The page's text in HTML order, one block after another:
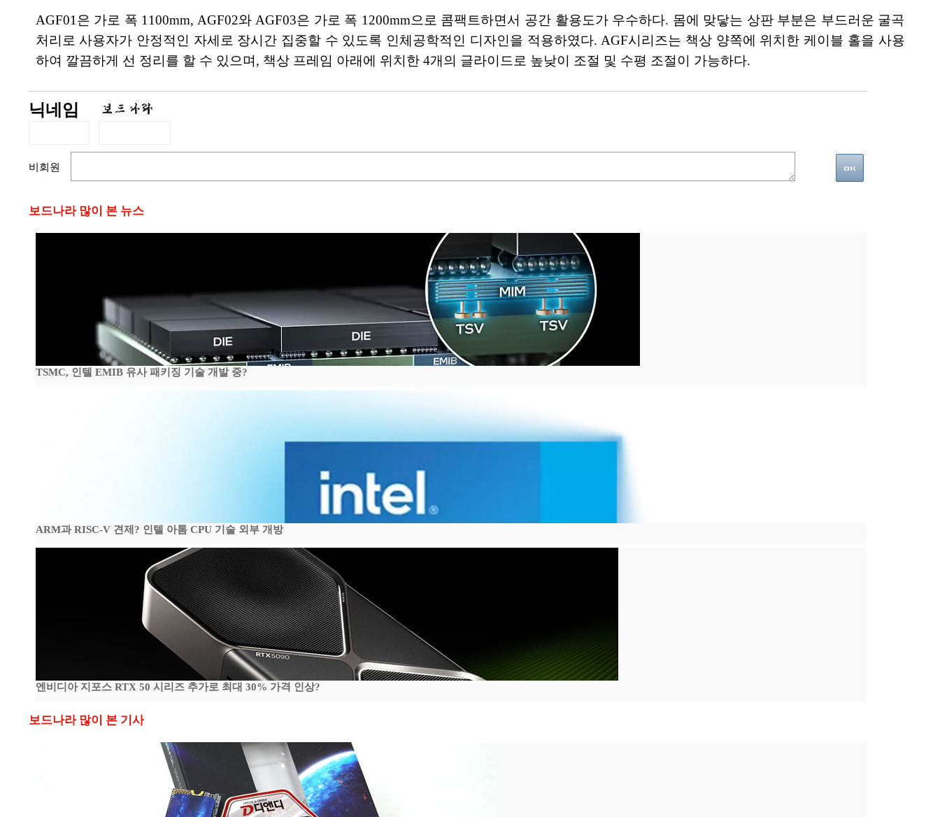
AGF01은 가로 폭 1100mm, AGF02와 AGF03은 가로 폭 1200mm으로 콤팩트하면서 공간 활용도가 우수하다. 몸에 맞닿는 상판 부분은 부드러운 굴곡
처리로 사용자가 안정적인 자세로 장시간 집중할 수 있도록 인체공학적인 디자인을 적용하였다. AGF시리즈는 책상 양쪽에 위치한 케이블 홀을 사용
하여 깔끔하게 선 정리를 할 수 있으며, 책상 프레임 아래에 위치한 4개의 글라이드로 높낮이 조절 및 수평 조절이 가능하다.
닉네임
비회원
보드나라 많이 본 뉴스
TSMC, 인텔 EMIB 유사 패키징 기술 개발 중?
ARM과 RISC-V 견제? 인텔 아톰 CPU 기술 외부 개방
엔비디아 지포스 RTX 50 시리즈 추가로 최대 30% 가격 인상?
보드나라 많이 본 기사